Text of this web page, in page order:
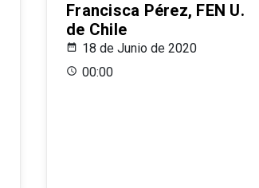
Francisca Pérez, FEN U.
de Chile
18 de Junio de 2020
00:00